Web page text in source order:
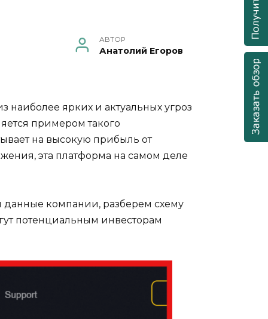
АВТОР
Анатолий Егоров
ярких и актуальных угроз
примером такого
на высокую прибыль от
эта платформа на самом деле
данные компании, разберем схему
потенциальным инвесторам